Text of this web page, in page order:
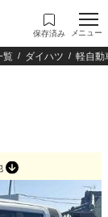
保存済み メニュー
覧 ダイハツ 軽自動